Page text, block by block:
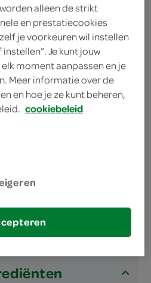
suikers.
alleen de strikt
en prestatiecookies
je voorkeuren wil instellen
Je kunt jouw
moment aanpassen en je
Meer informatie over de
en hoe je ze kunt beheren,
cookiebeleid